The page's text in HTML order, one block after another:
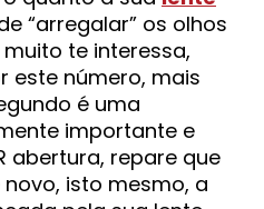
“arregalar” os olhos
te interessa,
este número, mais
é uma
importante e
abertura, repare que
novo, isto mesmo, a